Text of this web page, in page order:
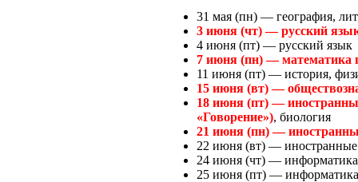
31 мая (пн) — география,
3 июня (чт) — русский
4 июня (пт) — русский язык
7 июня (пн) — математика
11 июня (пт) — история,
15 июня (вт) —
18 июня (пт) —
«Говорение»), биология
21 июня (пн) —
22 июня (вт) — иностранные
24 июня (чт) —
25 июня (пт) —